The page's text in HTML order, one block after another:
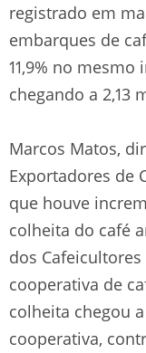
registrado em
embarques de
11,9% no
chegando a 2,13
Marcos Matos,
Exportadores de
que houve
colheita do café
dos
cooperativa de
colheita chegou
cooperativa,